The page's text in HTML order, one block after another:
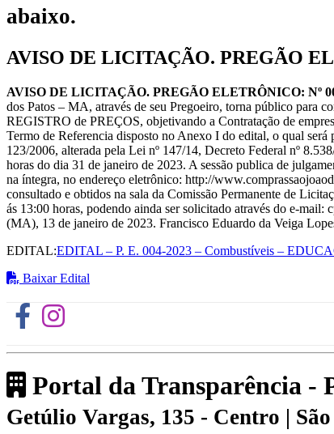
abaixo.
AVISO DE LICITAÇÃO. PREGÃO
AVISO DE LICITAÇÃO. PREGÃO ELETRÔNICO: Nº
dos Patos – MA, através de seu Pregoeiro, torna público para
REGISTRO de PREÇOS, objetivando a Contratação de
Termo de Referencia disposto no Anexo I do edital, o qual
123/2006, alterada pela Lei nº 147/14, Decreto Federal nº
horas do dia 31 de janeiro de 2023. A sessão publica de
na íntegra, no endereço eletrônico: http://
consultado e obtidos na sala da Comissão Permanente de
ás 13:00 horas, podendo ainda ser solicitado através do e-
(MA), 13 de janeiro de 2023. Francisco Eduardo da Veiga
EDITAL:EDITAL – P. E. 004-2023 – Combustíveis –
Baixar Edital
Portal da Transparência -
Getúlio Vargas, 135 - Centro |